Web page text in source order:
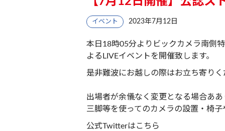
イベント 2023年7月12日
本日18時05分よりビックカメラ南側
よるLIVEイベントを開催致します。
是非難波にお越しの際はお立ち寄りく
出場者が余儀なく変更となる場合あ
三脚等を使ってのカメラの設置・椅
公式Twitterは こちら